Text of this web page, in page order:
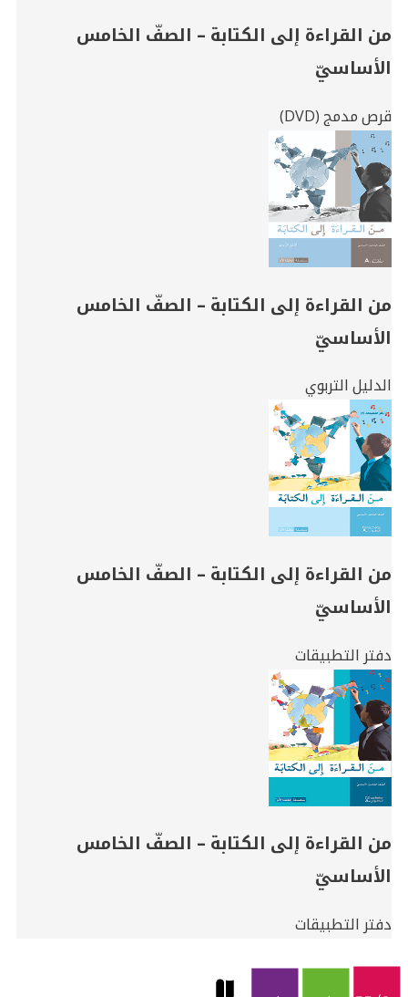
من القراءة إلى الكتابة – الصفّ الخامس
الأساسيّ
قرص مدمج (DVD)
من القراءة إلى الكتابة – الصفّ الخامس
الأساسيّ
الدليل التربوي
من القراءة إلى الكتابة – الصفّ الخامس
الأساسيّ
دفتر التطبيقات
من القراءة إلى الكتابة – الصفّ الخامس
الأساسيّ
دفتر التطبيقات